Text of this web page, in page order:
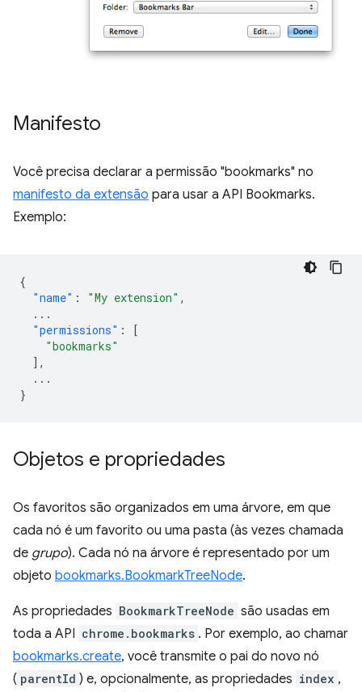
Manifesto
Você precisa declarar a permissão "bookmarks" no
manifesto da extensão para usar a API Bookmarks.
Exemplo:
{
"name" : "My extension" ,
...
"permissions" :
[
"bookmarks"
],
...
}
Objetos e propriedades
Os favoritos são organizados em uma árvore, em que
cada nó é um favorito ou uma pasta (às vezes chamada
de grupo). Cada nó na árvore é representado por um
objeto bookmarks.BookmarkTreeNode.
As propriedades BookmarkTreeNode são usadas em
toda a API chrome.bookmarks . Por exemplo, ao chamar
bookmarks.create, você transmite o pai do novo nó
( parentId ) e, opcionalmente, as propriedades index ,